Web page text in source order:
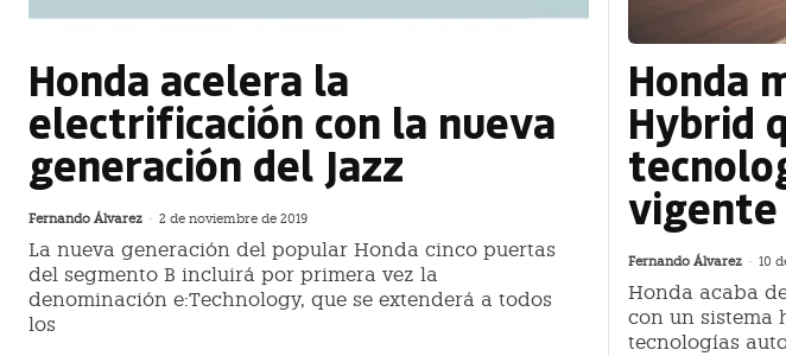
Honda acelera la
electrificación con la nueva
generación del Jazz
Fernando Álvarez - 2 de noviembre de 2019
La nueva generación del popular Honda cinco puertas
del segmento B incluirá por primera vez la
denominación e:Technology, que se extenderá a todos
los
Honda
Hybrid
vigente
Fernando Álvarez - 10
Honda acaba
con un sistema
tecnologías